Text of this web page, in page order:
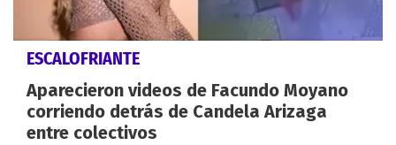
ESCALOFRIANTE
Aparecieron videos de Facundo Moyano
corriendo detrás de Candela Arizaga
entre colectivos